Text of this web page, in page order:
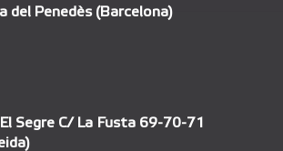
del Penedès (Barcelona)
Segre C/ La Fusta 69-70-71